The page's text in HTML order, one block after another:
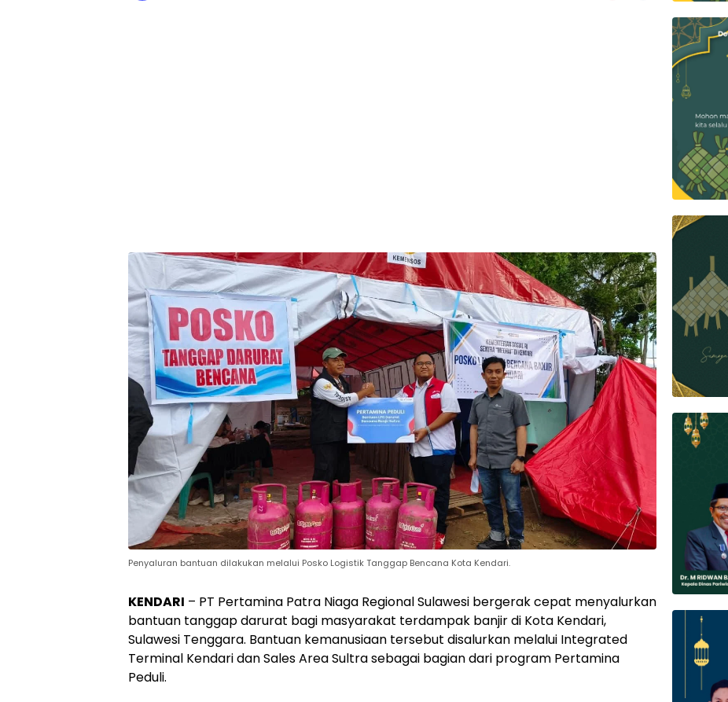
Penyaluran bantuan dilakukan melalui Posko Logistik Tanggap Bencana Kota Kendari.
KENDARI – PT Pertamina Patra Niaga Regional Sulawesi bergerak cepat menyalurkan
bantuan tanggap darurat bagi masyarakat terdampak banjir di Kota Kendari,
Sulawesi Tenggara. Bantuan kemanusiaan tersebut disalurkan melalui Integrated
Terminal Kendari dan Sales Area Sultra sebagai bagian dari program Pertamina
Peduli.